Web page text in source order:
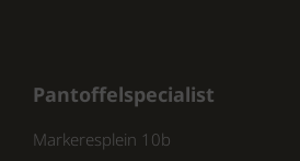
Waarom Kiezen voor
Pantoffelspecialist
Markeresplein 10b